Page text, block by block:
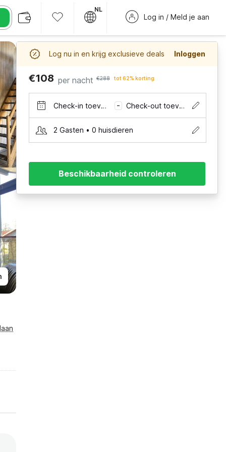
NL
Log in / Meld je aan
Log nu in en krijg exclusieve deals Inloggen
€108 per nacht €288 tot 62% korting
Check-in toevoegen – Check-out toevoegen
2 Gasten • 0 huisdieren
Beschikbaarheid controleren